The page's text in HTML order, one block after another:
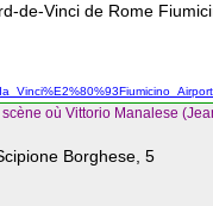
de-Vinci de Rome
où Vittorio Manalese
Borghese, 5